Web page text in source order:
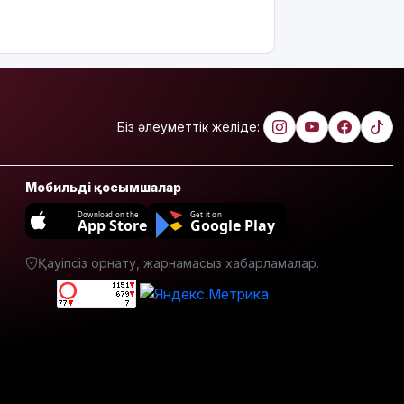
кезекке
тұра
жықпасын!
Алматы
сотталушы
соңғы сөзін
Біз әлеуметтік желіде:
Мобильді қосымшалар
Download on the
App Store
Get it on
Google Play
Қауіпсіз орнату, жарнамасыз хабарламалар.